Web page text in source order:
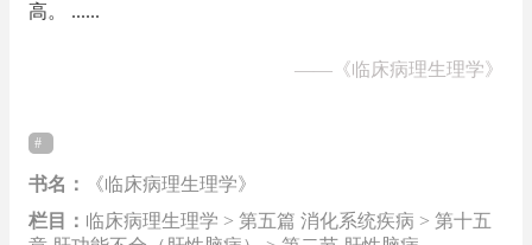
高。 ......
—— 《临床病理生理学》
书名：
《临床病理生理学》
栏目： 临床病理生理学 > 第五篇 消化系统疾病 > 第十五